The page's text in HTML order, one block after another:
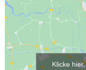
Klicke